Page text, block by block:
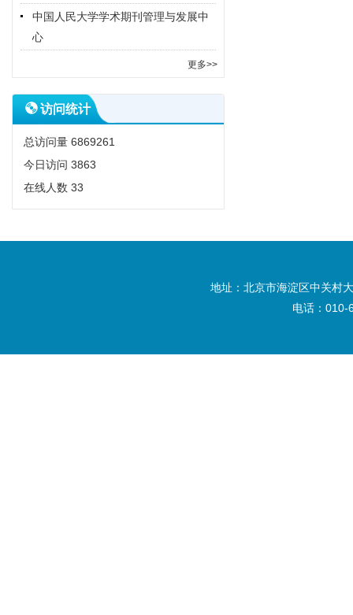
中国人民大学学术期刊管理与发展中
心
更多>>
访问统计
总访问量 6869261
今日访问 3863
在线人数 33
地址：北京市海淀区中关村
电话：